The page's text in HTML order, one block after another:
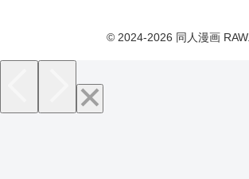
© 2024-2026 同人漫画 RAW.